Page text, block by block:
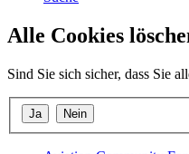
Alle Cookies
Sind Sie sich sicher, dass Sie